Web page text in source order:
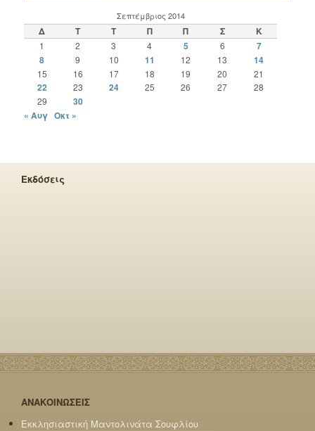
Σεπτέμβριος 2014
Δ Τ Τ Π Π Σ Κ
1 2 3 4 5 6
7
8
9 10 11 12 13 14
15 16 17 18 19 20 21
22 23 24 25 26 27
28
29
30
« Αυγ Οκτ »
Εκδόσεις
ΑΝΑΚΟΙΝΩΣΕΙΣ
Εκκλησιαστική Μαντολινάτα Σουφλίου